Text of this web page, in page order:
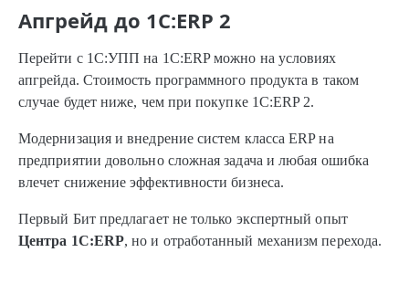
Апгрейд до 1С:ERP 2
Перейти с 1С:УПП на 1С:ERP можно на условиях
апгрейда. Стоимость программного продукта в таком
случае будет ниже, чем при покупке 1С:ERP 2.
Модернизация и внедрение систем класса ERP на
предприятии довольно сложная задача и любая ошибка
влечет снижение эффективности бизнеса.
Первый Бит предлагает не только экспертный опыт
Центра 1С:ERP, но и отработанный механизм перехода.